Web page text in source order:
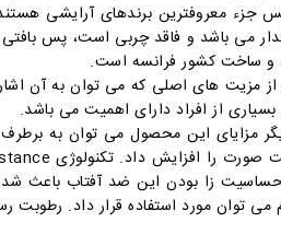
جزء معروفترین برندهای آرایشی
و ساخت کشور فرانسه است.
مزیت های اصلی که می توان به آن
بسیاری از افراد دارای اهمیت می باشد.
مزایای این محصول می توان به
زا بودن این ضد آفتاب باعث
توان مورد استفاده قرار داد.